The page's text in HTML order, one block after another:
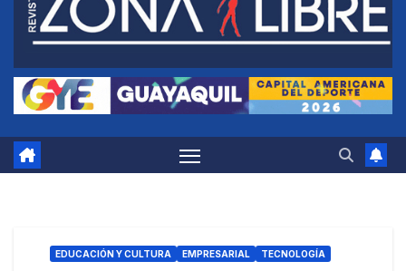
EDUCACIÓN Y CULTURA EMPRESARIAL TECNOLOGÍA